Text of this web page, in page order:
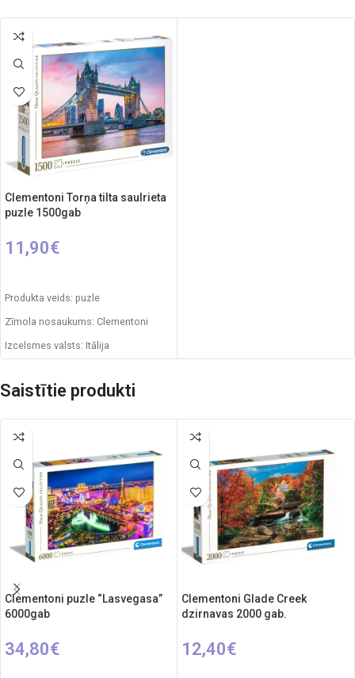
Clementoni Torņa tilta saulrieta
puzle 1500gab
11,90€
Produkta veids: puzle
Zīmola nosaukums: Clementoni
Izcelsmes valsts: Itālija
Gabaliņu skaits: 1500
Ieteicamais vecums: no 14 gadiem.
Saistītie produkti
Clementoni puzle “Lasvegasa”
6000gab
34,80€
Clementoni Glade Creek
dzirnavas 2000 gab.
12,40€